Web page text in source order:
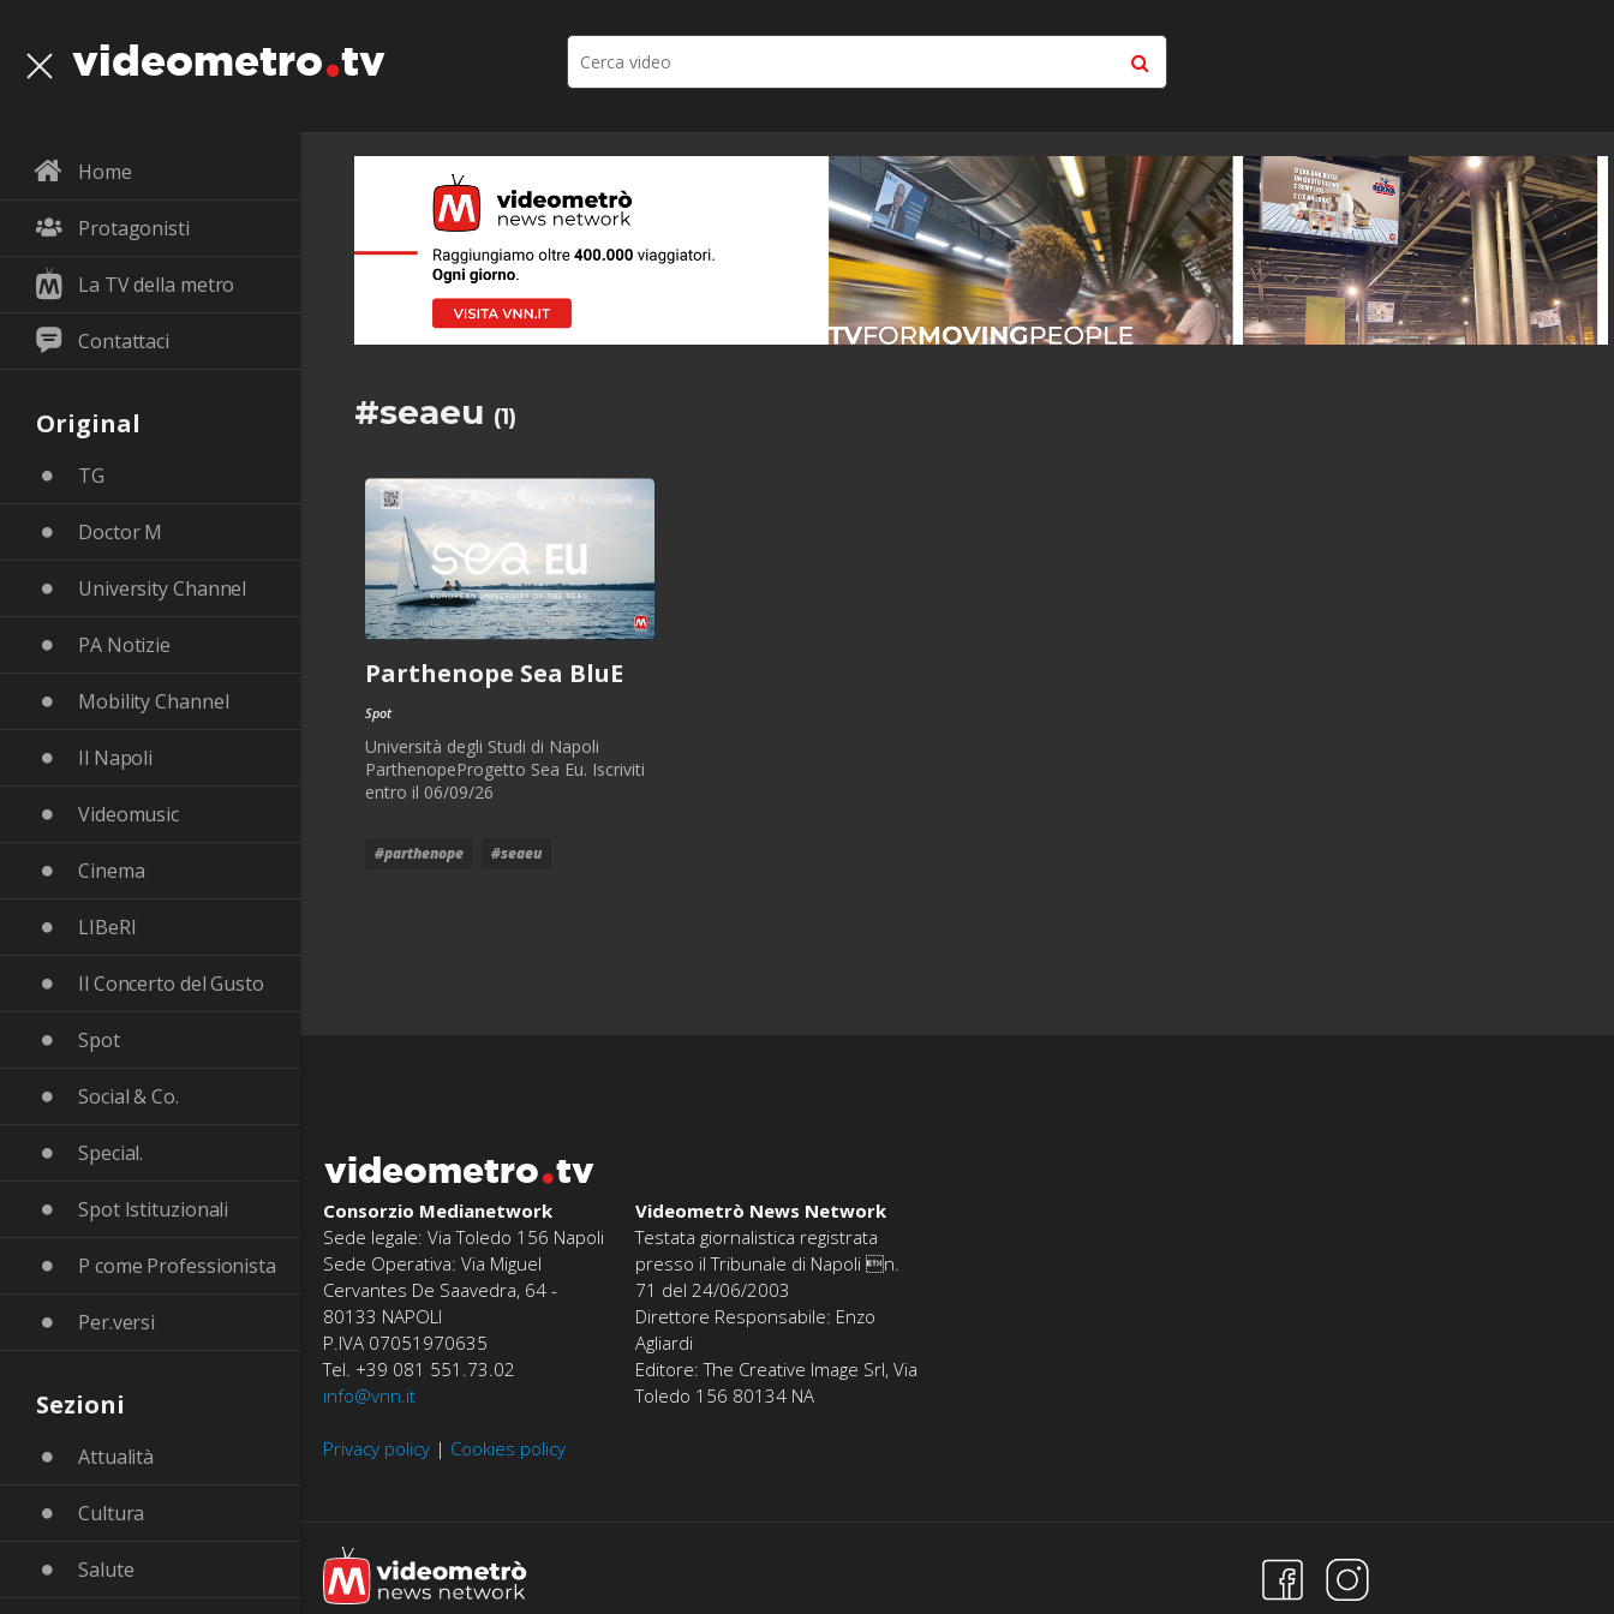
videometro tv
Home
Protagonisti
La TV della metro
Contattaci
Original
TG
Doctor M
University Channel
PA Notizie
Mobility Channel
Il Napoli
Videomusic
Cinema
LIBeRI
Il Concerto del Gusto
Spot
Social & Co.
Special.
Spot Istituzionali
P come Professionista
Per.versi
Sezioni
Attualità
Cultura
Salute
#seaeu (1)
Parthenope Sea BluE
Spot
Università degli Studi di Napoli
ParthenopeProgetto Sea Eu. Iscriviti
entro il 06/09/26
#parthenope #seaeu
videometro tv
Consorzio Medianetwork
Sede legale: Via Toledo 156 Napoli
Sede Operativa: Via Miguel
Cervantes De Saavedra, 64 -
80133 NAPOLI
P.IVA 07051970635
Tel. +39 081 551.73.02
info@vnn.it
Privacy policy | Cookies policy
Videometrò News Network
Testata giornalistica registrata
presso il Tribunale di Napoli n.
71 del 24/06/2003
Direttore Responsabile: Enzo
Agliardi
Editore: The Creative Image Srl, Via
Toledo 156 80134 NA